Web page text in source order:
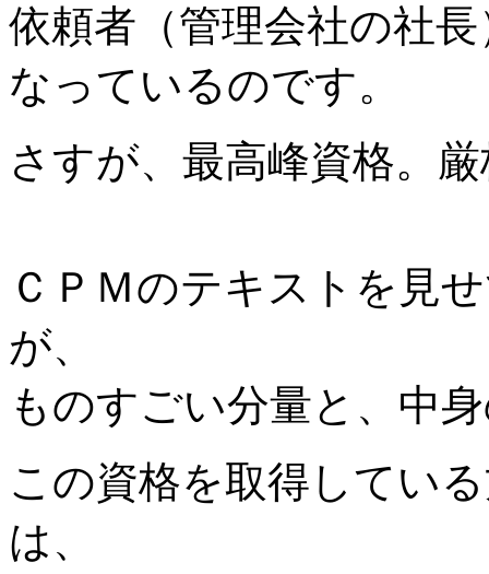
依頼者（管理会社の社
なっているのです。
さすが、最高峰資格。
ＣＰＭのテキストを見
が、
ものすごい分量と、中
この資格を取得してい
は、